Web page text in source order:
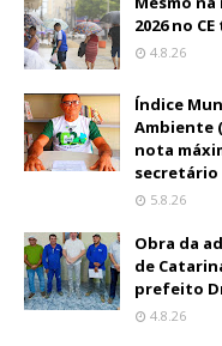
2026 no
4.8.26
Índice
Ambiente
nota
secretário
5.8.26
Obra da
de
prefeito
4.8.26